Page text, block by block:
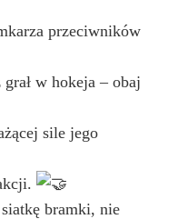
przeciwników
w hokeja – obaj
sile jego
bramki, nie